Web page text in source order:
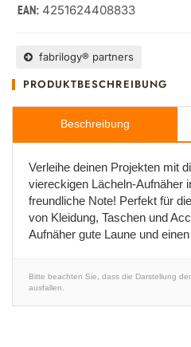
EAN: 4251624408833
fabrilogy® partners
PRODUKTBESCHREIBUNG
Beschreibung
Verleihe deinen Projekten mit
viereckigen Lächeln-Aufnäher
freundliche Note! Perfekt für
von Kleidung, Taschen und
Aufnäher gute Laune und
Bitte beachten Sie, dass die Darstellung
ausfallen.